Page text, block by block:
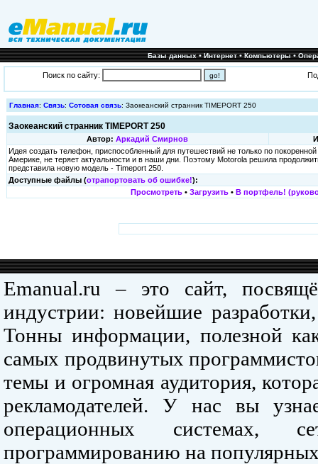
Базы данных•Интернет•Компьютеры•
Поиск по сайту:
Главная: Связь: Сотовая связь: Заокеанский странник TIMEPORT 250
Заокеанский странник TIMEPORT 250
Автор: Аркадий Смирнов
Идея создать телефон, приспособленный для путешествий не только по
Америке, не теряет актуальности и в наши дни. Поэтому Motorola решила
представила новую модель - Timeport 250.
Доступные файлы (отрапортовать об ошибке!):
Просмотреть • Загрузить • В портфель!
Emanual.ru – это сайт,
индустрии: новейшие
Тонны информации, полезной
самых продвинутых
темы и огромная аудитория,
рекламодателей. У нас вы
операционных системах,
программированию на